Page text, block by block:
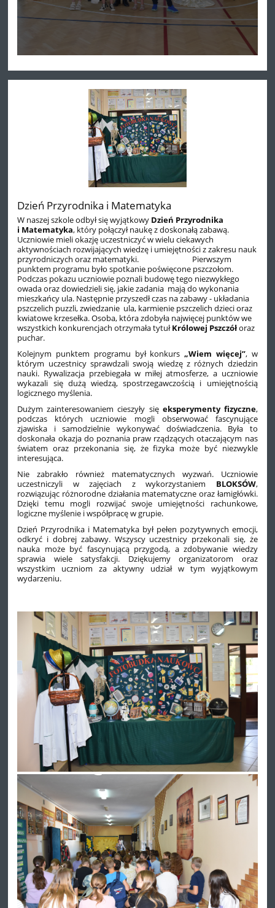
Dzień Przyrodnika i Matematyka
W naszej szkole odbył się wyjątkowy Dzień Przyrodnika
i Matematyka, który połączył naukę z doskonałą zabawą.
Uczniowie mieli okazję uczestniczyć w wielu ciekawych
aktywnościach rozwijających wiedzę i umiejętności z zakresu nauk
przyrodniczych oraz matematyki. Pierwszym
punktem programu było spotkanie poświęcone pszczołom.
Podczas pokazu uczniowie poznali budowę tego niezwykłego
owada oraz dowiedzieli się, jakie zadania mają do wykonania
mieszkańcy ula. Następnie przyszedł czas na zabawy - układania
pszczelich puzzli, zwiedzanie ula, karmienie pszczelich dzieci oraz
kwiatowe krzesełka. Osoba, która zdobyła najwięcej punktów we
wszystkich konkurencjach otrzymała tytułKrólowej Pszczółoraz
puchar.
Kolejnym punktem programu był konkurs„Wiem więcej”, w
którym uczestnicy sprawdzali swoją wiedzę z różnych dziedzin
nauki. Rywalizacja przebiegała w miłej atmosferze, a uczniowie
wykazali się dużą wiedzą, spostrzegawczością i umiejętnością
logicznego myślenia.
Dużym zainteresowaniem cieszyły się eksperymenty fizyczne,
podczas których uczniowie mogli obserwować fascynujące
zjawiska i samodzielnie wykonywać doświadczenia. Była to
doskonała okazja do poznania praw rządzących otaczającym nas
światem oraz przekonania się, że fizyka może być niezwykle
interesująca.
Nie zabrakło również matematycznych wyzwań. Uczniowie
uczestniczyli w zajęciach z wykorzystaniem BLOKSÓW,
rozwiązując różnorodne działania matematyczne oraz łamigłówki.
Dzięki temu mogli rozwijać swoje umiejętności rachunkowe,
logiczne myślenie i współpracę w grupie.
Dzień Przyrodnika i Matematyka był pełen pozytywnych emocji,
odkryć i dobrej zabawy. Wszyscy uczestnicy przekonali się, że
nauka może być fascynującą przygodą, a zdobywanie wiedzy
sprawia wiele satysfakcji. Dziękujemy organizatorom oraz
wszystkim uczniom za aktywny udział w tym wyjątkowym
wydarzeniu.